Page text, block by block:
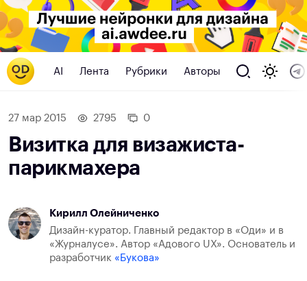
AI Лента Рубрики Авторы
27 мар 2015 2795 0
Визитка для визажиста-
парикмахера
Кирилл Олейниченко
Дизайн-куратор. Главный редактор в «Оди» и в
«Журналусе». Автор «Адового UX». Основатель и
разработчик «Букова»